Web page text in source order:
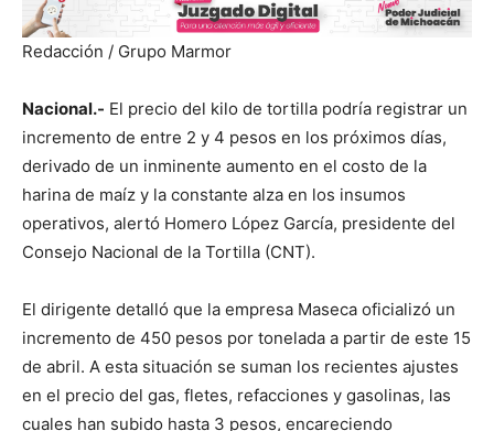
Redacción / Grupo Marmor
Nacional.- El precio del kilo de tortilla podría registrar un
incremento de entre 2 y 4 pesos en los próximos días,
derivado de un inminente aumento en el costo de la
harina de maíz y la constante alza en los insumos
operativos, alertó Homero López García, presidente del
Consejo Nacional de la Tortilla (CNT).
El dirigente detalló que la empresa Maseca oficializó un
incremento de 450 pesos por tonelada a partir de este 15
de abril. A esta situación se suman los recientes ajustes
en el precio del gas, fletes, refacciones y gasolinas, las
cuales han subido hasta 3 pesos, encareciendo